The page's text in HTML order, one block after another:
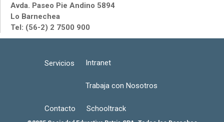
Avda. Paseo Pie Andino 5894
Lo Barnechea
Tel: (56-2) 2 7500 900
Servicios Intranet
Trabaja con Nosotros
Contacto Schooltrack